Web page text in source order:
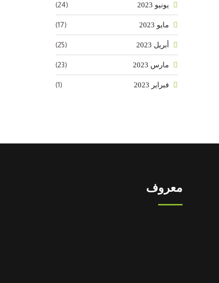
يونيو 2023 (24)
مايو 2023 (17)
أبريل 2023 (25)
مارس 2023 (23)
فبراير 2023 (1)
معروف